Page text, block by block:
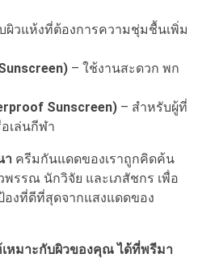
ผิวแห้งที่ต้องการความชุ่มชื้นเพิ่ม
– ใช้งานสะดวก พก
Sunscreen) – สำหรับผู้ที่
เล่นกีฬา
า ครีมกันแดดของเราถูกคิดค้น
รรณ นักวิจัย และเภสัชกร เพื่อ
งที่ดีที่สุดจากแสงแดดของ
หมาะกับผิวของคุณ ได้ที่พรีมา